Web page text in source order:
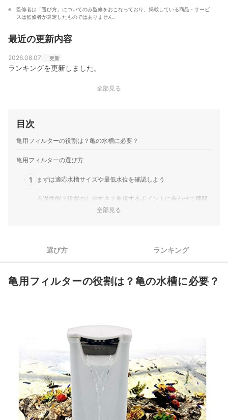
資格を保持。著書に『水草水槽のススメ』がある。
早坂誠のプロフィール
監修者は「選び方」についてのみ監修をおこなっており、掲載している商品・サービ
スは監修者が選定したものではありません。
最近の更新内容
2026.08.07 更新
ランキングを更新しました。
全部見る
目次
亀用フィルターの役割は？亀の水槽に必要？
亀用フィルターの選び方
1 まずは適応水槽サイズや最低水位を確認しよう
ろ過性能？設置のしやすさ？重視するポイントに合わせて種類
快適性を重視してメンテナンス性と静音性をチェックしよう
5 利便性重視なら、水流調整機能や自動呼び水機能付きを探そう
亀用フィルターの売れ筋ランキングもチェック！
全部見る
選び方 ランキング
亀用フィルターの役割は？亀の水槽に必要？